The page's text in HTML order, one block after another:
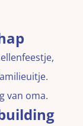
van oma.